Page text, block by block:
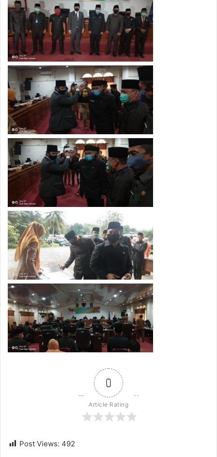
0
Article Rating
Post Views: 492